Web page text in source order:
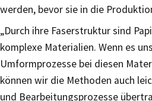
werden, bevor sie in die
„Durch ihre Faserstruktur sind
komplexe Materialien. Wenn es
Umformprozesse bei diesen
können wir die Methoden auch
und Bearbeitungsprozesse